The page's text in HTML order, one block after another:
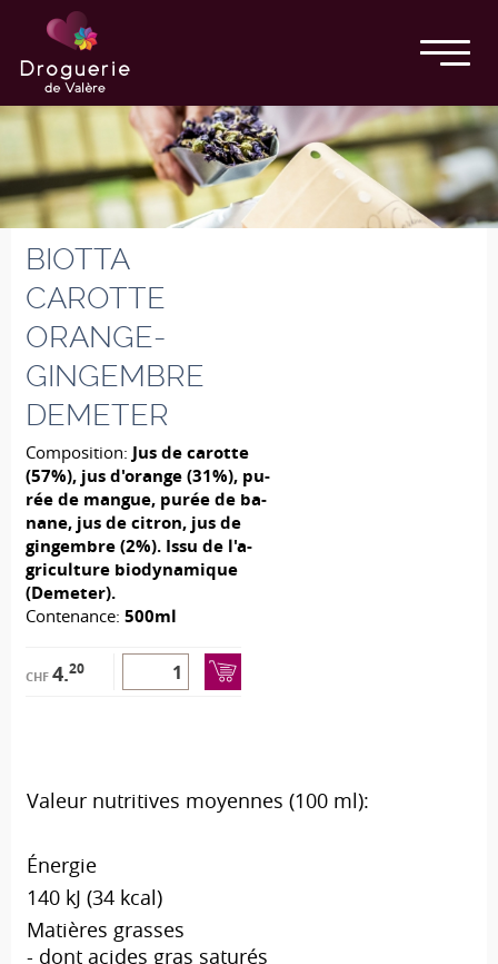
BIOTTA
CAROTTE
ORANGE-
GINGEMBRE
DEMETER
Composition: Jus de ca­rotte
(57%), jus d'o­range (31%), pu­
rée de mangue, pu­rée de ba­
nane, jus de ci­tron, jus de
gin­gembre (2%). Issu de l'a­
gri­cul­ture bio­dy­na­mique
(De­me­ter).
Contenance: 500ml
CHF 4.20
Valeur nutritives moyennes (100 ml):
Énergie
140 kJ (34 kcal)
Matières grasses
- dont acides gras saturés